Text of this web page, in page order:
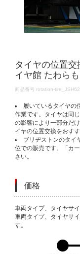
タイヤの位置
イヤ館 たわらも
DETAILS
商品番号 rotation-
履いているタイヤの
作業です。タイヤは同
の影響により一部分だ
イヤの位置交換をおすす
ブリヂストンのタイ
位での販売です。「カ
さい。
価格
VARIATIONS
車両タイプ、タイヤサ
車両タイプ、タイヤサ
す。